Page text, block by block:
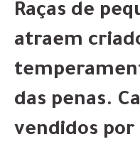
Raças de
atraem
das penas.
vendidos por